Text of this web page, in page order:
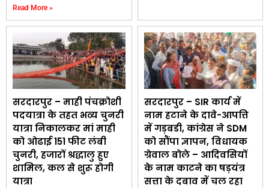
Read More »
सरदारपुर – माही पंचक्रोशी
पदयात्रा के तहत भव्य चुनरी
यात्रा निकालकर मां माही
को ओढाई 151 फीट लंबी
चुनरी, हजारों श्रद्धालु हुए
शामिल, कल से शुरू होगी
यात्रा
सरदारपुर – SIR कार्य में
नाम हटाने के दावे-आपत्ति
में गड़बडी, कांग्रेस ने SDM
को सौंपा ज्ञापन, विधायक
ग्रेवाल बोले – आदिवसियों
के नाम काटने का षड़यंत्र
सत्ता के दबाव में चल रहा